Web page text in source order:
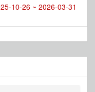
10-26 ~ 2026-03-31